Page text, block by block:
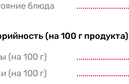
блюда
(на 100 г продукта)
(на 100 г)
(на 100 г)